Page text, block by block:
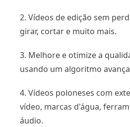
2. Vídeos de edição sem
girar, cortar e muito mais.
3. Melhore e otimize a
usando um algoritmo
4. Vídeos poloneses com
vídeo, marcas d'água,
áudio.